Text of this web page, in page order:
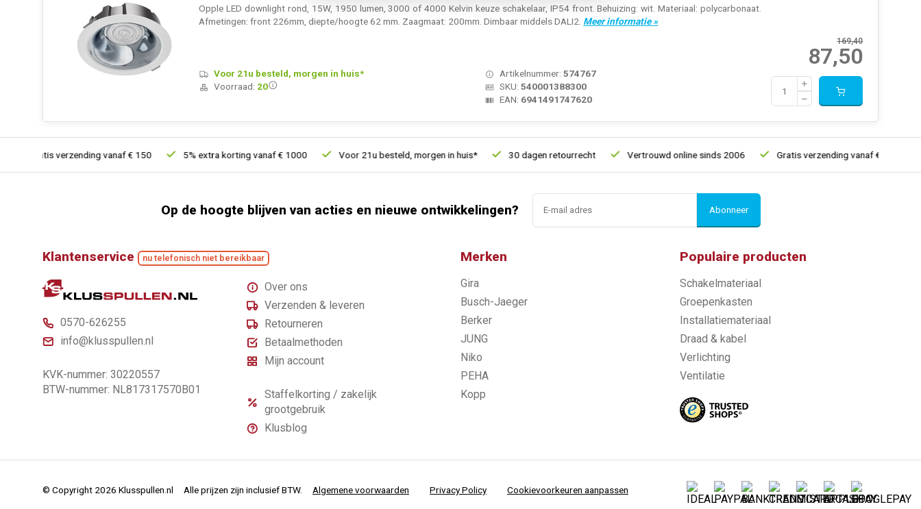
Opple LED downlight rond, 15W, 1950 lumen, 3000 of 4000 Kelvin keuze schakelaar, IP54 front. Behuizing: wit. Materiaal: polycarbonaat.
Afmetingen: front 226mm, diepte/hoogte 62 mm. Zaagmaat: 200mm. Dimbaar middels DALI2. Meer informatie »
169,40
87,50
Artikelnummer:574767
SKU:540001388300
EAN: 6941491747620
Voor 21u besteld, morgen in huis*
Voorraad: 20
Gratis verzending vanaf € 150 5% extra korting vanaf € 1000 Voor 21u besteld, morgen in huis* 30 dagen retourrecht Vertrouwd online sinds 2006 Gratis verzending vanaf € 150
Op de hoogte blijven van acties en nieuwe ontwikkelingen? Abonneer
Klantenservice nu telefonisch niet bereikbaar
0570-626255
info@klusspullen.nl
KVK-nummer: 30220557
BTW-nummer: NL817317570B01
Over ons
Verzenden & leveren
Retourneren
Betaalmethoden
Mijn account
Staffelkorting / zakelijk
grootgebruik
Klusblog
Merken
Gira
Busch-Jaeger
Berker
JUNG
Niko
PEHA
Kopp
Populaire producten
Schakelmateriaal
Groepenkasten
Installatiemateriaal
Draad & kabel
Verlichting
Ventilatie
© Copyright 2026 Klusspullen.nl Alle prijzen zijn inclusief BTW. Algemene voorwaarden Privacy Policy Cookievoorkeuren aanpassen